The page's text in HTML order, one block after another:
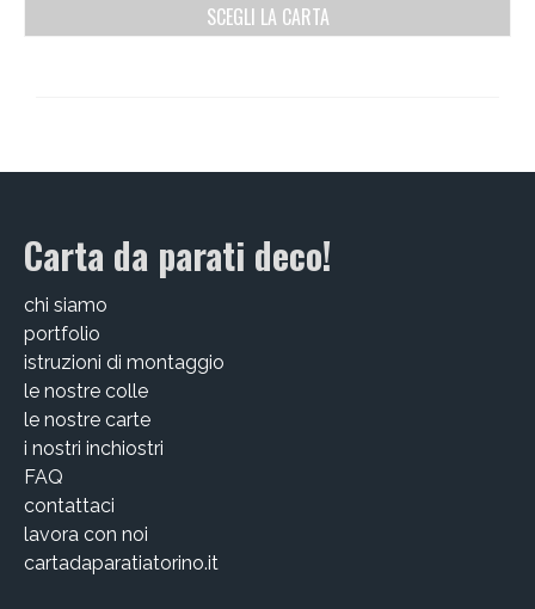
SCEGLI LA CARTA
Carta da parati deco!
chi siamo
portfolio
istruzioni di montaggio
le nostre colle
le nostre carte
i nostri inchiostri
FAQ
contattaci
lavora con noi
cartadaparatiatorino.it